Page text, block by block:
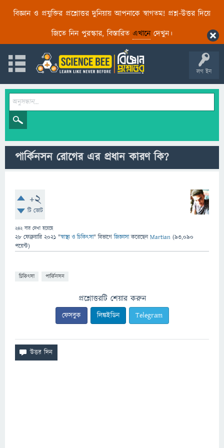
বিজ্ঞান ও প্রযুক্তির প্রশ্নোত্তর দুনিয়ায় আপনাকে স্বাগতম! প্রশ্ন-উত্তর দিয়ে
জিতে নিন পুরস্কার, বিস্তারিত এখানেদেখুন।
লগ ইন
পার্কিনসন রোগের এর প্রধান কারণ কি?
+2
টি ভোট
242বার দেখা হয়েছে
28 ফেব্রুয়ারি 2021 "স্বাস্থ্য ও চিকিৎসা" বিভাগে জিজ্ঞাসাকরেছেনMartian (93,090
পয়েন্ট)
চিকিৎসা পার্কিনসন
প্রশ্নোত্তরটি শেয়ার করুন
ফেসবুক লিঙ্কইডিন Telegram